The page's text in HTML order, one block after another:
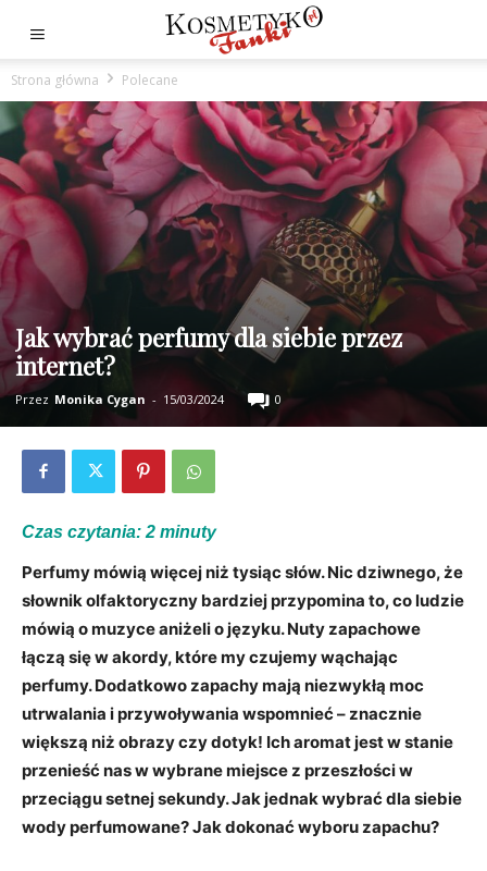
Strona główna Polecane
Jak wybrać perfumy dla siebie przez
internet?
Przez Monika Cygan - 15/03/2024 0
Czas czytania: 2 minuty
Perfumy mówią więcej niż tysiąc słów. Nic dziwnego, że
słownik olfaktoryczny bardziej przypomina to, co ludzie
mówią o muzyce aniżeli o języku. Nuty zapachowe
łączą się w akordy, które my czujemy wąchając
perfumy. Dodatkowo zapachy mają niezwykłą moc
utrwalania i przywoływania wspomnieć – znacznie
większą niż obrazy czy dotyk! Ich aromat jest w stanie
przenieść nas w wybrane miejsce z przeszłości w
przeciągu setnej sekundy. Jak jednak wybrać dla siebie
wody perfumowane? Jak dokonać wyboru zapachu?